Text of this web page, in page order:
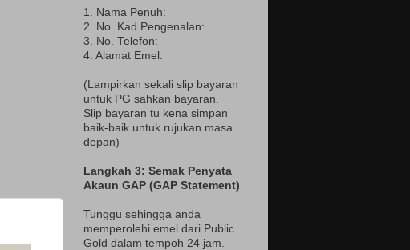
1. Nama Penuh:
2. No. Kad Pengenalan:
3. No. Telefon:
4. Alamat Emel:
(Lampirkan sekali slip bayaran
untuk PG sahkan bayaran.
Slip bayaran tu kena simpan
baik-baik untuk rujukan masa
depan)
Langkah 3: Semak Penyata
Akaun GAP (GAP Statement)
Tunggu sehingga anda
memperolehi emel dari Public
Gold dalam tempoh 24 jam.